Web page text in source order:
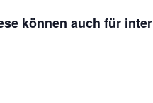
können auch für